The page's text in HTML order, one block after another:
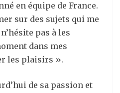
en équipe de France.
sur des sujets qui me
pas à les
dans mes
les plaisirs ».
de sa passion et